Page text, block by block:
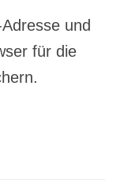
und
für die